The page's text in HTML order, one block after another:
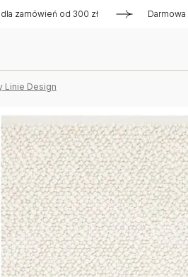
od 300 zł Darmowa
Linie Design